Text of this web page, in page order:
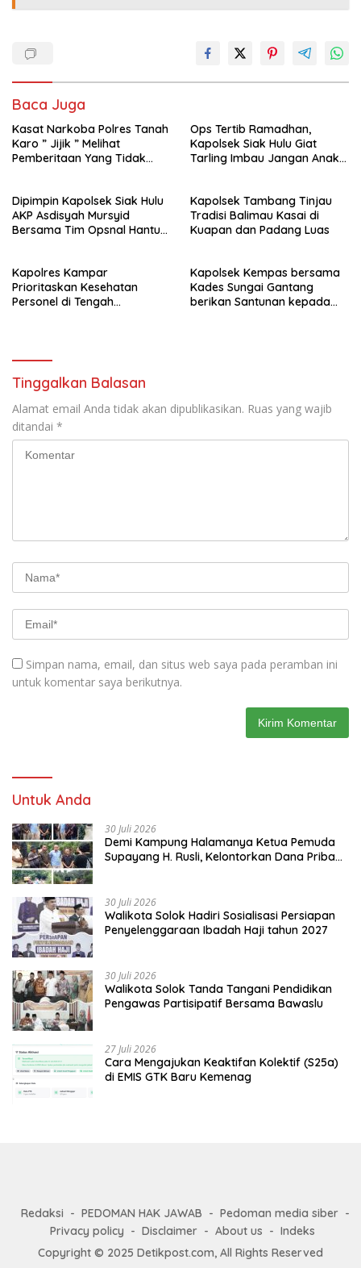
Baca Juga
Kasat Narkoba Polres Tanah
Karo ” Jijik ” Melihat
Pemberitaan Yang Tidak
Ops Tertib Ramadhan,
Kapolsek Siak Hulu Giat
Tarling Imbau Jangan Anak
Dipimpin Kapolsek Siak Hulu
AKP Asdisyah Mursyid
Bersama Tim Opsnal Hantu
Pengeroyokan di Jalan Raya
Kubang Jaya
Kapolsek Tambang Tinjau
Tradisi Balimau Kasai di
Kuapan dan Padang Luas
Kapolres Kampar
Prioritaskan Kesehatan
Personel di Tengah
Kapolsek Kempas bersama
Kades Sungai Gantang
berikan Santunan kepada
Tinggalkan Balasan
Alamat email Anda tidak akan dipublikasikan. Ruas yang wajib
ditandai *
Simpan nama, email, dan situs web saya pada peramban ini
untuk komentar saya berikutnya.
Untuk Anda
30 Juli 2026
Demi Kampung Halamanya Ketua Pemuda
Supayang H. Rusli, Kelontorkan Dana Pribadi
30 Juli 2026
Walikota Solok Hadiri Sosialisasi Persiapan
Penyelenggaraan Ibadah Haji tahun 2027
30 Juli 2026
Walikota Solok Tanda Tangani Pendidikan
Pengawas Partisipatif Bersama Bawaslu
27 Juli 2026
Cara Mengajukan Keaktifan Kolektif (S25a)
di EMIS GTK Baru Kemenag
Redaksi PEDOMAN HAK JAWAB
Pedoman media siber
Privacy policy
Disclaimer About us
Indeks
Copyright © 2025 Detikpost.com, All Rights Reserved